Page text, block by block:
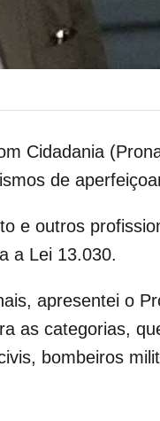
Cidadania
de
e outros
a Lei 13.030.
apresentei o
as categorias,
bombeiros